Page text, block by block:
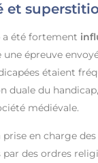
et
a été fortement
épreuve
étaient
duale du
médiévale.
en charge
des ordres